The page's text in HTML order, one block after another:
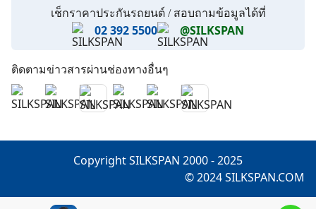
เช็กราคาประกันรถยนต์ / สอบถามข้อมูลได้ที่
02 392 5500 @SILKSPAN
ติดตามข่าวสารผ่านช่องทางอื่นๆ
Copyright SILKSPAN 2000 - 2025
© 2024 SILKSPAN.COM